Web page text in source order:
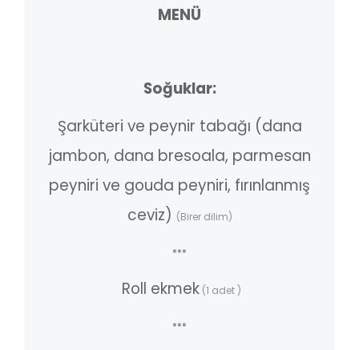
MENÜ
Soğuklar:
Şarküteri ve peynir tabağı (dana
jambon, dana bresoala, parmesan
peyniri ve gouda peyniri, fırınlanmış
ceviz) (Birer dilim)
***
Roll ekmek (1 adet )
***